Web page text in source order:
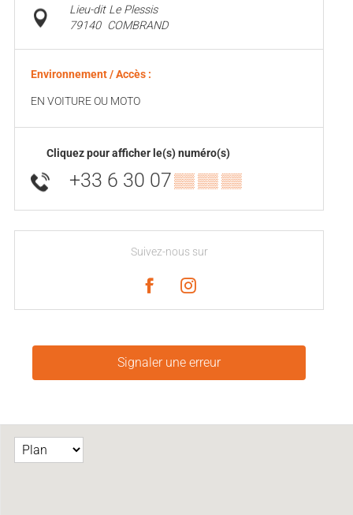
Lieu-dit Le Plessis
79140 COMBRAND
Environnement / Accès :
EN VOITURE OU MOTO
Cliquez pour afficher le(s) numéro(s)
+33 6 30 07▒▒ ▒▒ ▒▒
Suivez-nous sur
Signaler une erreur